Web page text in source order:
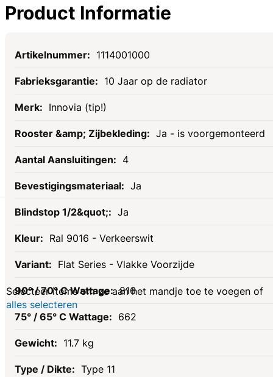
Product Informatie
Specificaties
1114001000
10 Jaar op de radiator
Innovia (tip!)
Ja - is voorgemonteerd
4
Ja
Ja
Ral 9016 - Verkeerswit
Flat Series - Vlakke Voorzijde
816
662
11.7 kg
Type 11
Gerelateerde
producten
Selecteer items om ze aan het mandje toe te voegen of
alles selecteren